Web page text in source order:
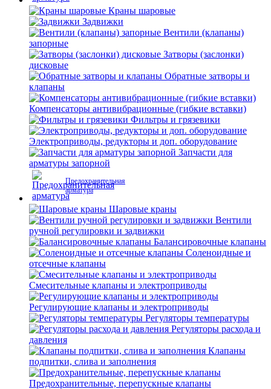
Краны шаровые
Задвижки
Вентили (клапаны)
запорные
Затворы (заслонки)
дисковые
Обратные затворы и
клапаны
Компенсаторы антивибрационные (гибкие вставки)
Фильтры и грязевики
Электроприводы, редукторы и доп. оборудование
Запчасти для
арматуры запорной
Предохранительная
арматура
Шаровые краны
Вентили
ручной регулировки и задвижки
Балансировочные клапаны
Соленоидные и
отсечные клапаны
Смесительные клапаны и электроприводы
Регулирующие клапаны и электроприводы
Регуляторы температуры
Регуляторы расхода и
давления
Клапаны
подпитки, слива и заполнения
Предохранительные, перепускные клапаны